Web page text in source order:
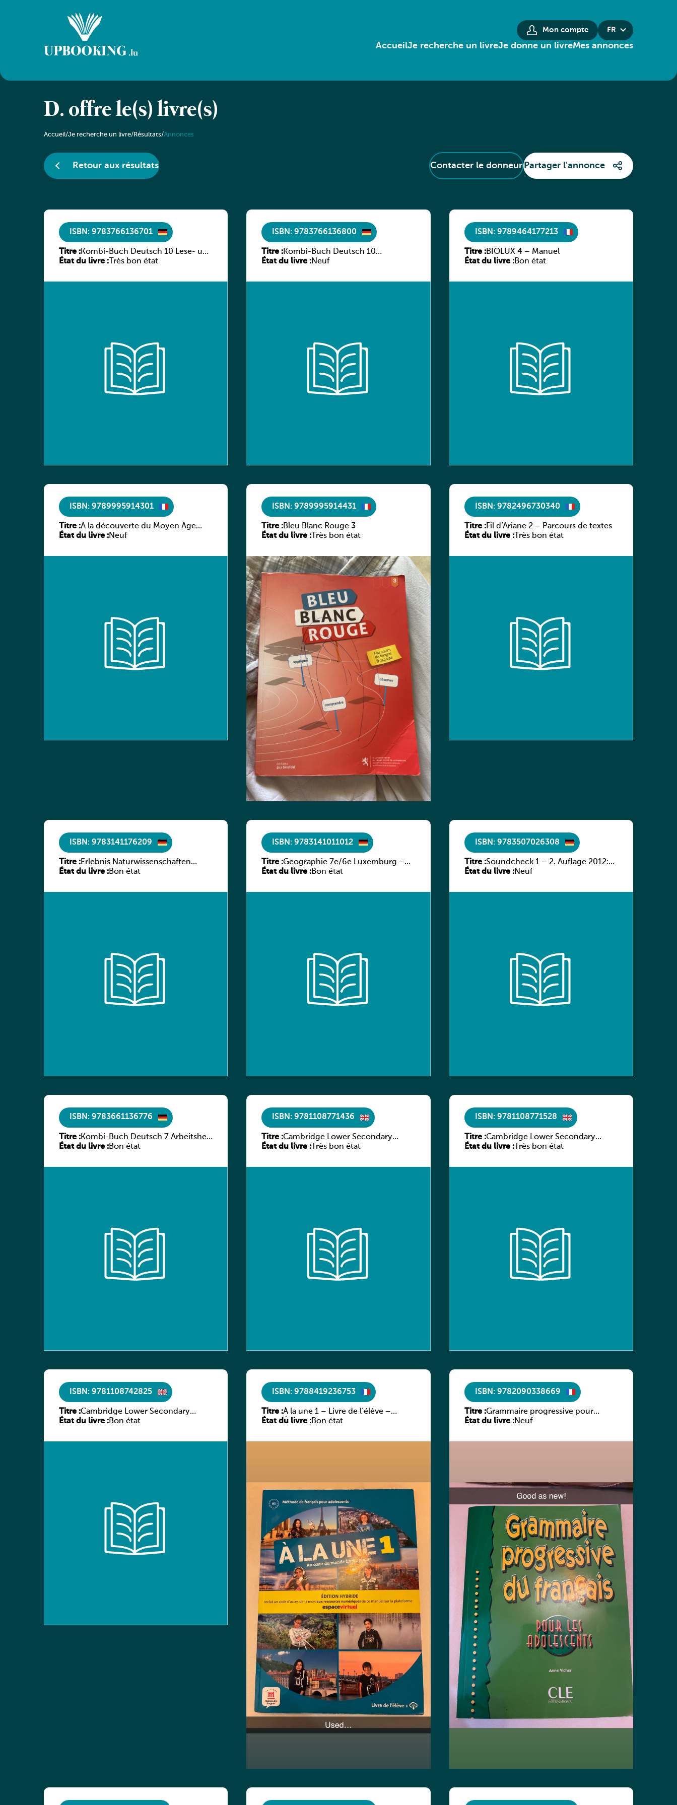
Mon compte FR
AccueilJe recherche un livreJe donne un livreMes annonces
D. offre le(s) livre(s)
Accueil/Je recherche un livre/Résultats/Annonces
Retour aux résultats Contacter le donneur Partager l'annonce
ISBN: 9783766136701
Titre :Kombi-Buch Deutsch 10 Lese- und
Sprachbuch
État du livre : Très bon état
ISBN: 9783766136800
Titre :Kombi-Buch Deutsch 10
Arbeitsheft
État du livre :Neuf
ISBN: 9789464177213
Titre :BIOLUX 4 – Manuel
État du livre :Bon état
ISBN: 9789995914301
Titre :À la découverte du Moyen Âge
littéraire
État du livre :Neuf
ISBN: 9789995914431
Titre :Bleu Blanc Rouge 3
État du livre : Très bon état
ISBN: 9782496730340
Titre :Fil d’Ariane 2 – Parcours de textes
État du livre :Très bon état
ISBN: 9783141176209
Titre :Erlebnis Naturwissenschaften
Luxemburg 7e/6e ESC
État du livre :Bon état
ISBN: 9783141011012
Titre :Geographie 7e/6e Luxemburg –
Diercke Praxis
État du livre :Bon état
ISBN: 9783507026308
Titre :Soundcheck 1 – 2. Auflage 2012:
Schülerband 1
État du livre :Neuf
ISBN: 9783661136776
Titre :Kombi-Buch Deutsch 7 Arbeitsheft
(Neue Ausgabe Luxemburg)
État du livre :Bon état
ISBN: 9781108771436
Titre :Cambridge Lower Secondary
Mathematics Learner’s Book 7
État du livre : Très bon état
ISBN: 9781108771528
Titre :Cambridge Lower Secondary
Mathematics Learner’s Book 8
État du livre :Très bon état
ISBN: 9781108742825
Titre :Cambridge Lower Secondary
Science Learner’s Book with Digital
État du livre :Bon état
ISBN: 9788419236753
Titre :À la une 1 – Livre de l’élève –
Édition hybride
État du livre :Bon état
ISBN: 9782090338669
Titre :Grammaire progressive pour
adolescents – Niveau débutant
État du livre :Neuf